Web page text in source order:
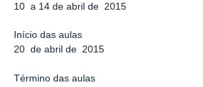
10 a 14 de abril de 2015
Início das aulas
20 de abril de 2015
Término das aulas